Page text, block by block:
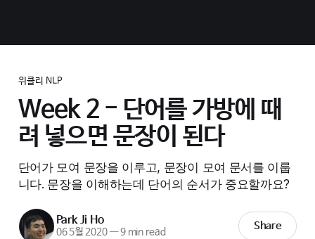
위클리 NLP
Week 2 - 단어를 가방에 때
려 넣으면 문장이 된다
단어가 모여 문장을 이루고, 문장이 모여 문서를 이룹
니다. 문장을 이해하는데 단어의 순서가 중요할까요?
Park Ji Ho
06 5월 2020 —9 min read
Share